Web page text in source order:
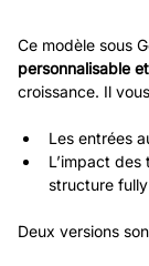
Ce modèle sous
personnalisable
croissance. Il
Les entrées
L’impact des
structure
Deux versions